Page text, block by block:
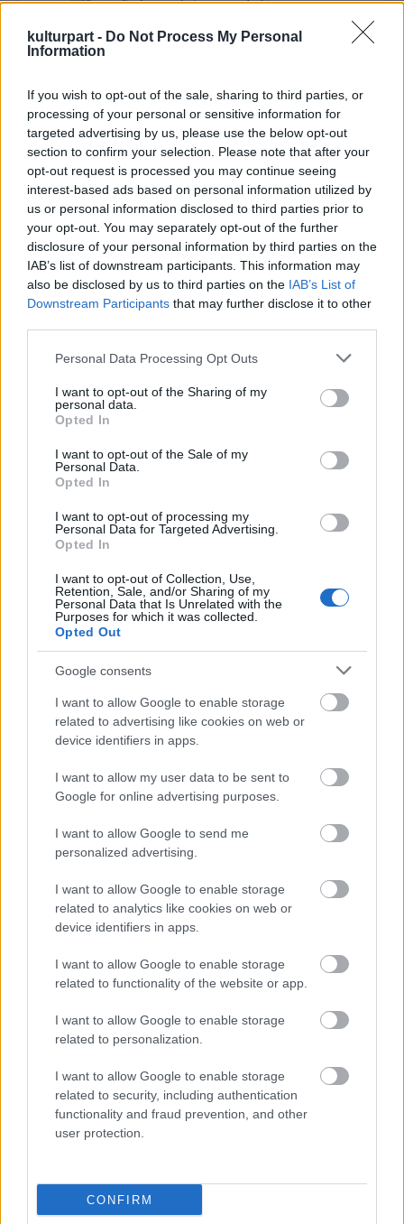
kulturpart - Do Not Process My Personal
Information
If you wish to opt-out of the sale, sharing to third parties, or
processing of your personal or sensitive information for
targeted advertising by us, please use the below opt-out
section to confirm your selection. Please note that after your
opt-out request is processed you may continue seeing
interest-based ads based on personal information utilized by
us or personal information disclosed to third parties prior to
your opt-out. You may separately opt-out of the further
disclosure of your personal information by third parties on the
IAB’s list of downstream participants. This information may
also be disclosed by us to third parties on the IAB’s List of
Downstream Participants that may further disclose it to other
Please note that this website/app uses one or more Google
not limited to your visit or usage behaviour. You may click to
grant or deny consent to Google and its third-party tags to
use your data for below specified purposes in below Google
consent section.
Personal Data Processing Opt Outs
I want to opt-out of the Sharing of my
personal data.
Opted In
I want to opt-out of the Sale of my
Personal Data.
Opted In
I want to opt-out of processing my
Personal Data for Targeted Advertising.
Opted In
I want to opt-out of Collection, Use,
Retention, Sale, and/or Sharing of my
Personal Data that Is Unrelated with the
Purposes for which it was collected.
Opted Out
Google consents
I want to allow Google to enable storage
related to advertising like cookies on web or
device identifiers in apps.
I want to allow my user data to be sent to
Google for online advertising purposes.
I want to allow Google to send me
personalized advertising.
I want to allow Google to enable storage
related to analytics like cookies on web or
device identifiers in apps.
I want to allow Google to enable storage
related to functionality of the website or app.
I want to allow Google to enable storage
related to personalization.
I want to allow Google to enable storage
related to security, including authentication
functionality and fraud prevention, and other
user protection.
CONFIRM
Westergaardra, a Mohamed-karikatúrák
egyik dán alkotójára, egy svéd művészt
telefonon megfenyegettek.
Az ismeretlen telefonáló aziránt érdeklődött,
hallott-e a dán kollégájával történtekről.
Végül a férfi ezt mondta a telefonba: Jövünk.
Vilks feljelentést tett a rendőrségen.
Néhány nappal azután, hogy egy
szomáliai férfi dániai házában rátámadt Kurt
Westergaardra, a Mohamed-karikatúrák
egyik dán alkotójára, egy svéd művészt
telefonon megfenyegettek. 2007-ben egy
tűzött ki Vilks fejére.
Társadalom
AZ EMBERSÉG ÜNNEPE
EGY VÁLOGATOTT TÁRSASÁGRA”
A bejegyzés trackback címe:
https://kulturpart.hu/api/trackback/id/7867578
A hozzászólások avonatkozó jogszabályokértelmében felhasználói tartalomnak
minősülnek, értük aszolgáltatás technikaiüzemeltetője semmilyen felelősséget
Részletek a Felhasználási feltételekbenés azadatvédelmi tájékoztatóban
Legolvasottabb
Megdöbbentő fotók a néptelen fővárosról